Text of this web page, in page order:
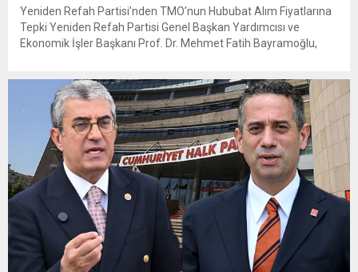
Yeniden Refah Partisi’nden TMO’nun Hububat Alım Fiyatlarına
Tepki Yeniden Refah Partisi Genel Başkan Yardımcısı ve
Ekonomik İşler Başkanı Prof. Dr. Mehmet Fatih Bayramoğlu,
fiyatların çiftçinin artan maliyetlerini karşılamaktan uzak
olduğunu savunarak fiyatların yeniden değerlendirilmesi
çağrısında...